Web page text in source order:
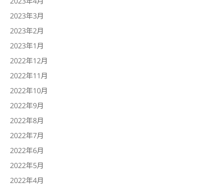
2023年3月
2023年2月
2023年1月
2022年12月
2022年11月
2022年10月
2022年9月
2022年8月
2022年7月
2022年6月
2022年5月
2022年4月